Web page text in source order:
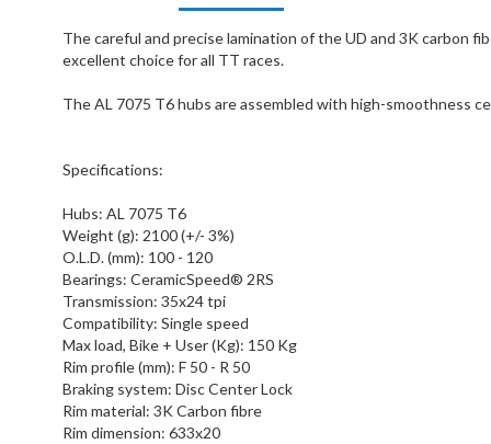
The careful and precise lamination of the UD and 3K carbon
excellent choice for all TT races.
The AL 7075 T6 hubs are assembled with high-smoothness
Specifications:
Hubs: AL 7075 T6
Weight (g): 2100 (+/- 3%)
O.L.D. (mm): 100 - 120
Bearings: CeramicSpeed® 2RS
Transmission: 35x24 tpi
Compatibility: Single speed
Max load, Bike + User (Kg): 150 Kg
Rim profile (mm): F 50 - R 50
Braking system: Disc Center Lock
Rim material: 3K Carbon fibre
Rim dimension: 633x20